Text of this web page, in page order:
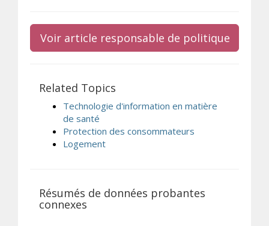
Voir article responsable de politique
Related Topics
Technologie d'information en matière
de santé
Protection des consommateurs
Logement
Résumés de données probantes
connexes